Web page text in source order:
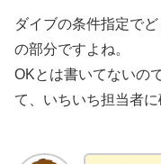
ダイブの条件指定で
の部分ですよね。
OKとは書いてないの
て、いちいち担当者に